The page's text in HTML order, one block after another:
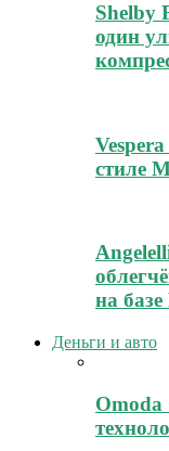
Shelby
один
стиле
на базе
Деньги и авто
Omoda